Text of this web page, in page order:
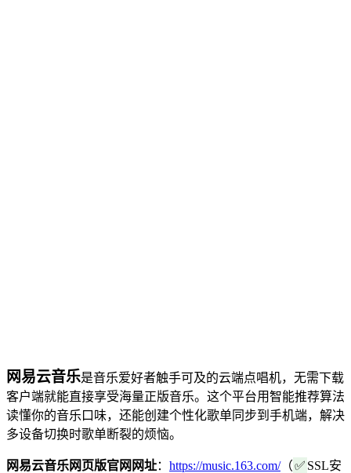
网易云音乐是音乐爱好者触手可及的云端点唱机，无需下载
客户端就能直接享受海量正版音乐。这个平台用智能推荐算法
读懂你的音乐口味，还能创建个性化歌单同步到手机端，解决
多设备切换时歌单断裂的烦恼。
网易云音乐网页版官网网址： https://music.163.com/（✅ SSL安